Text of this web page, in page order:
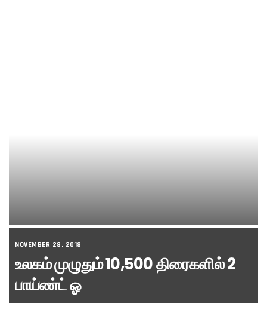
NOVEMBER 28, 2018
உலகம் முழுதும் 10,500 திரைகளில் 2
பாய்ண்ட் ஓ